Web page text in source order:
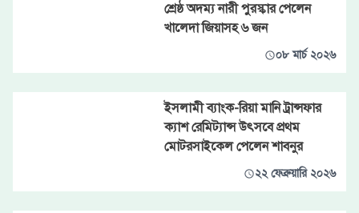
শ্রেষ্ঠ অদম্য নারী পুরস্কার পেলেন
খালেদা জিয়াসহ ৬ জন
০৮ মার্চ ২০২৬
ইসলামী ব্যাংক-রিয়া মানি ট্রান্সফার
ক্যাশ রেমিট্যান্স উৎসবে প্রথম
মোটরসাইকেল পেলেন শাবনুর
২২ ফেব্রুয়ারি ২০২৬